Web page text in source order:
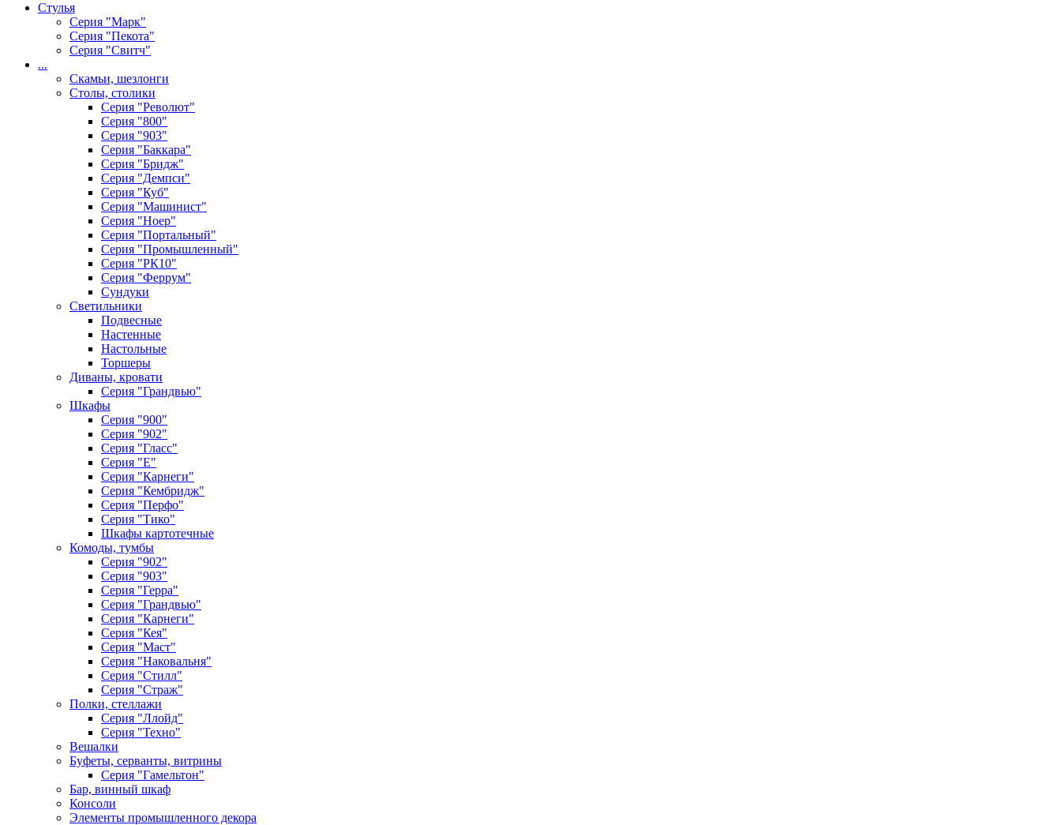
Стулья
Серия "Марк"
Серия "Пекота"
Серия "Свитч"
...
Скамьи, шезлонги
Столы, столики
Серия "Револют"
Серия "800"
Серия "903"
Серия "Баккара"
Серия "Бридж"
Серия "Демпси"
Серия "Куб"
Серия "Машинист"
Серия "Ноер"
Серия "Портальный"
Серия "Промышленный"
Серия "РК10"
Серия "Феррум"
Сундуки
Светильники
Подвесные
Настенные
Настольные
Торшеры
Диваны, кровати
Серия "Грандвью"
Шкафы
Серия "900"
Серия "902"
Серия "Гласс"
Серия "Е"
Серия "Карнеги"
Серия "Кембридж"
Серия "Перфо"
Серия "Тико"
Шкафы картотечные
Комоды, тумбы
Серия "902"
Серия "903"
Серия "Герра"
Серия "Грандвью"
Серия "Карнеги"
Серия "Кея"
Серия "Маст"
Серия "Наковальня"
Серия "Стилл"
Серия "Страж"
Полки, стеллажи
Серия "Ллойд"
Серия "Техно"
Вешалки
Буфеты, серванты, витрины
Серия "Гамельтон"
Бар, винный шкаф
Консоли
Элементы промышленного декора